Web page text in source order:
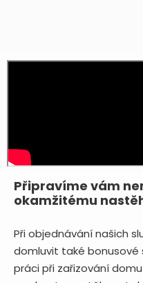
Připravíme vám
okamžitému
Při objednávání našich
domluvit také bonusové
práci při zařizování